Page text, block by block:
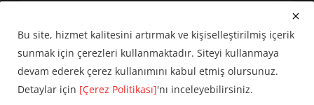
Bu site, hizmet kalitesini artırmak ve kişiselleştirilmiş içerik
sunmak için çerezleri kullanmaktadır. Siteyi kullanmaya
devam ederek çerez kullanımını kabul etmiş olursunuz.
Detaylar için [Çerez Politikası]'nı inceleyebilirsiniz.